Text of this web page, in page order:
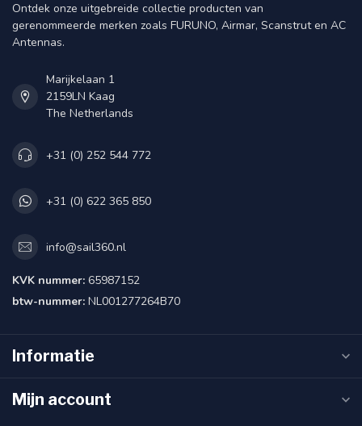
Ontdek onze uitgebreide collectie producten van
gerenommeerde merken zoals FURUNO, Airmar, Scanstrut en AC
Antennas.
Marijkelaan 1
2159LN Kaag
The Netherlands
+31 (0) 252 544 772
+31 (0) 622 365 850
info@sail360.nl
KVK nummer: 65987152
btw-nummer: NL001277264B70
Informatie
Mijn account